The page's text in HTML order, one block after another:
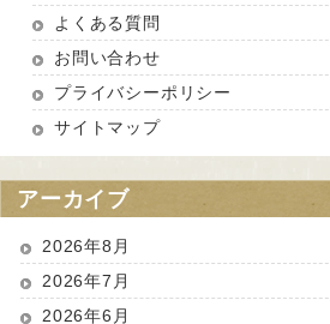
よくある質問
お問い合わせ
プライバシーポリシー
サイトマップ
アーカイブ
2026年8月
2026年7月
2026年6月